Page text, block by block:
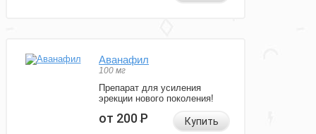
Аванафил
100 мг
Препарат для усиления
эрекции нового поколения!
от 200Р Купить